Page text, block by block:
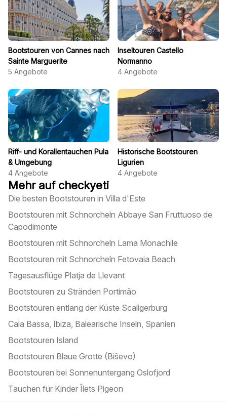
Bootstouren von Cannes nach
Sainte Marguerite
5 Angebote
Inseltouren Castello
Normanno
4 Angebote
Riff- und Korallentauchen Pula
& Umgebung
4 Angebote
Historische Bootstouren
Ligurien
4 Angebote
Mehr auf checkyeti
Die besten Bootstouren in Villa d'Este
Bootstouren mit Schnorcheln Abbaye San Fruttuoso de
Capodimonte
Bootstouren mit Schnorcheln Lama Monachile
Bootstouren mit Schnorcheln Fetovaia Beach
Tagesausflüge Platja de Llevant
Bootstouren zu Stränden Portimão
Bootstouren entlang der Küste Scaligerburg
Cala Bassa, Ibiza, Balearische Inseln, Spanien
Bootstouren Island
Bootstouren Blaue Grotte (Biševo)
Bootstouren bei Sonnenuntergang Oslofjord
Tauchen für Kinder Îlets Pigeon